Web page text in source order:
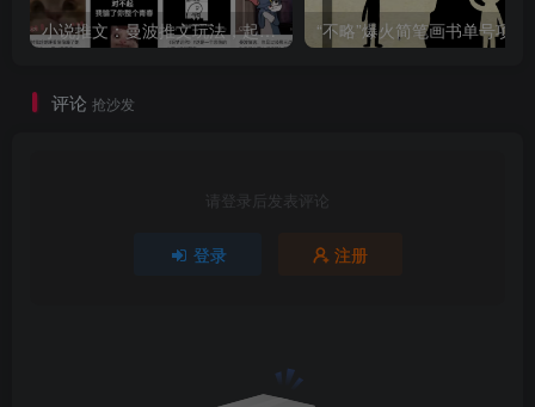
小说推文：曼波推文玩法，起号快，流量猛，一天收益1k+
评论 抢沙发
请登录后发表评论
登录 注册